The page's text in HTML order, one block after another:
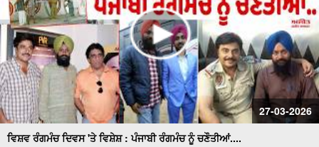
27-03-2026
ਵਿਸ਼ਵ ਰੰਗਮੰਚ ਦਿਵਸ 'ਤੇ ਵਿਸ਼ੇਸ਼ : ਪੰਜਾਬੀ ਰੰਗਮੰਚ ਨੂੰ ਚਣੌਤੀਆਂ....